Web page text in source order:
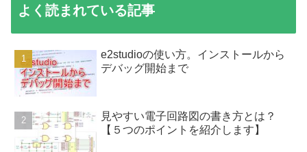
よく読まれている記事
e2studioの使い方。インストールから
デバッグ開始まで
見やすい電子回路図の書き方とは？
【５つのポイントを紹介します】